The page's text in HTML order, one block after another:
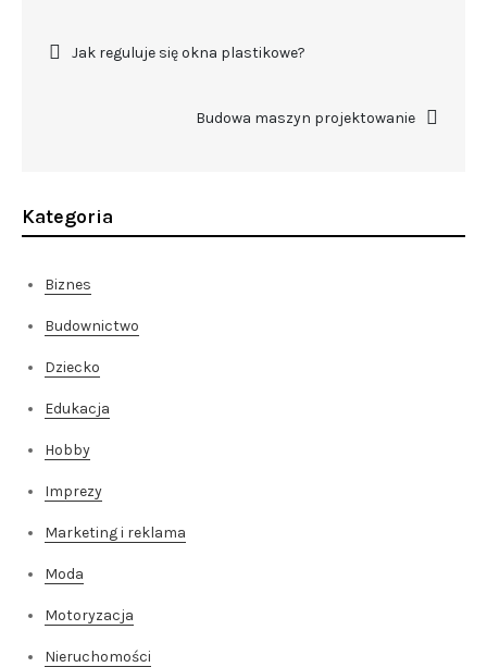
Nawigacja
Jak reguluje się okna plastikowe?
Budowa maszyn projektowanie
Kategoria
Biznes
Budownictwo
Dziecko
Edukacja
Hobby
Imprezy
Marketing i reklama
Moda
Motoryzacja
Nieruchomości